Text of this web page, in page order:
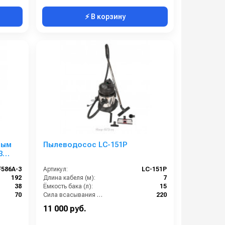
⚡ В корзину
3
192
38
70
Пылеводосос LC-151P
Артикул:
LC-151P
Длина кабеля (м):
7
Ёмкость бака (л):
15
Сила всасывания (мбар):
220
Напряжение (В):
11 000 руб.